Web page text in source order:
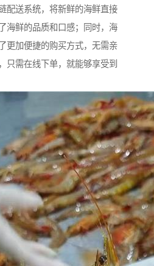
配送系统，将新鲜的海鲜直接
海鲜的品质和口感；同时，海
更加便捷的购买方式，无需亲
只需在线下单，就能够享受到